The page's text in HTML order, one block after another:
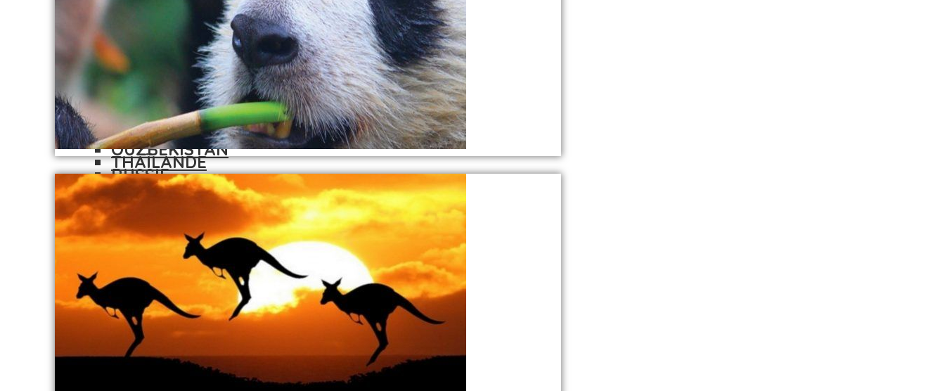
MALDIVES (ÎLES)
MONGOLIE
MYANMAR
OUZBÉKISTAN
RUSSIE
SRI LANKA
THAÏLANDE
VIETNAM
AUSTRALIE
EUROPE
BULGARIE
CHYPRE
CRÈTE
GRÈCE
NÉPAL
MALDIVES (ÎLES)
MONGOLIE
MYANMAR
OUZBÉKISTAN
RUSSIE
SRI LANKA
THAÏLANDE
VIETNAM
AUSTRALIE
EUROPE
AÇORES
BULGARIE